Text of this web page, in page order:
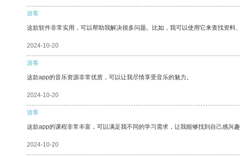
游客
这款软件非常实用，可以帮助我解决很多问题。比如，我可以使用它来查找资料
2024-10-20
游客
这款app的音乐资源非常优质，可以让我尽情享受音乐的魅力。
2024-10-20
游客
这款app的课程非常丰富，可以满足我不同的学习需求，让我能够找到自己感兴趣
2024-10-20